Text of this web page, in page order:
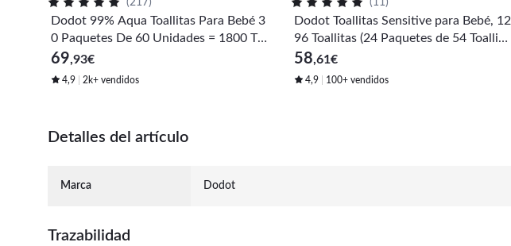
(217)
Dodot 99% Aqua Toallitas Para Bebé 3
0 Paquetes De 60 Unidades = 1800 To
allitas
69,93€
4,9 2k+ vendidos
(11)
Dodot Toallitas Sensitive para Bebé, 12
96 Toallitas (24 Paquetes de 54 Toallita
s), Sin perfume con PH natural y fibra
de origen Vegetal, Óptima Protección
58,61€
4,9 100+ vendidos
Detalles del artículo
Marca Dodot
Trazabilidad